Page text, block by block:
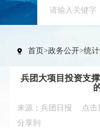
首页>政务公开>统
兵团大项目投资支
来源：兵团日报 点击
分享到